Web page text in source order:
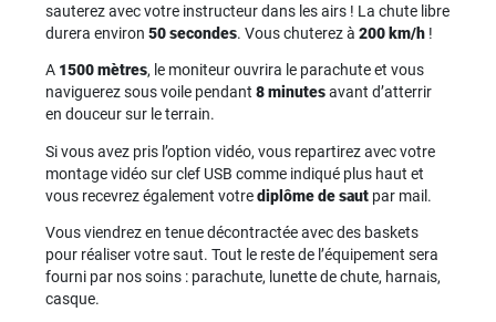
sauterez avec votre instructeur dans les airs ! La chute libre
durera environ 50 secondes. Vous chuterez à 200 km/h!
A 1500 mètres, le moniteur ouvrira le parachute et vous
naviguerez sous voile pendant 8 minutesavant d’atterrir
en douceur sur le terrain.
Si vous avez pris l’option vidéo, vous repartirez avec votre
montage vidéo sur clef USB comme indiqué plus haut et
vous recevrez également votrediplôme de sautpar mail.
Vous viendrez en tenue décontractée avec des baskets
pour réaliser votre saut. Tout le reste de l’équipement sera
fourni par nos soins : parachute, lunette de chute, harnais,
casque.